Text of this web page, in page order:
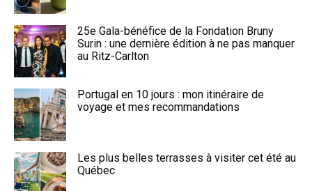
25e Gala-bénéfice de la Fondation Bruny
Surin : une dernière édition à ne pas manquer
au Ritz-Carlton
Portugal en 10 jours : mon itinéraire de
voyage et mes recommandations
Les plus belles terrasses à visiter cet été au
Québec